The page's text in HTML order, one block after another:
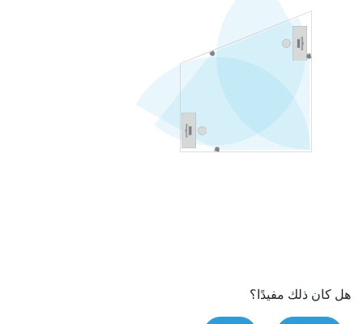
هل كان ذلك مفيدًا؟